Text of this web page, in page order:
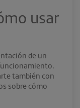
usar
de un
también con
sobre cómo